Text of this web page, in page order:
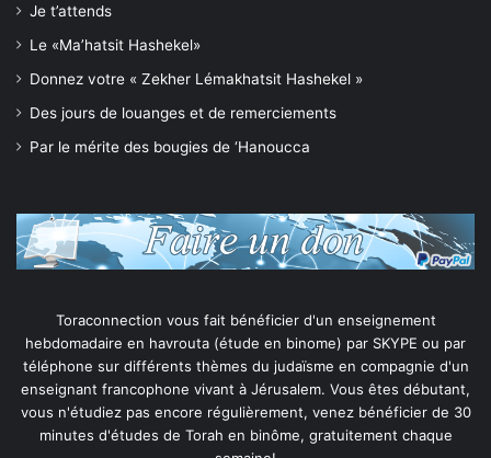
Je t’attends
Le «Ma’hatsit Hashekel»
Donnez votre « Zekher Lémakhatsit Hashekel »
Des jours de louanges et de remerciements
Par le mérite des bougies de ‘Hanoucca
Toraconnection vous fait bénéficier d'un enseignement
hebdomadaire en havrouta (étude en binome) par SKYPE ou par
téléphone sur différents thèmes du judaïsme en compagnie d'un
enseignant francophone vivant à Jérusalem. Vous êtes débutant,
vous n'étudiez pas encore régulièrement, venez bénéficier de 30
minutes d'études de Torah en binôme, gratuitement chaque